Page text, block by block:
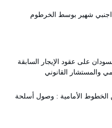
اجنبي شهير بوسط الخرطوم
على عقود الإيجار السابقة
والمستشار القانوني
الخطوط الأمامية : وصول أسلحة